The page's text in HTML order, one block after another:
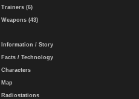
Trainers (6)
Weapons (43)
Information / Story
Facts / Technology
Characters
Map
Radiostations